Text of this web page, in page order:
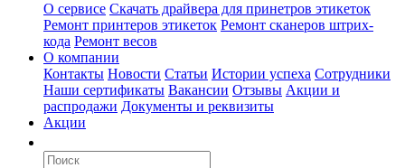
О сервисе Скачать драйвера для принетров этикеток
Ремонт принтеров этикеток Ремонт сканеров штрих-
кода Ремонт весов
О компании
Контакты Новости Статьи Истории успеха Сотрудники
Наши сертификаты Вакансии Отзывы Акции и
распродажи Документы и реквизиты
Акции